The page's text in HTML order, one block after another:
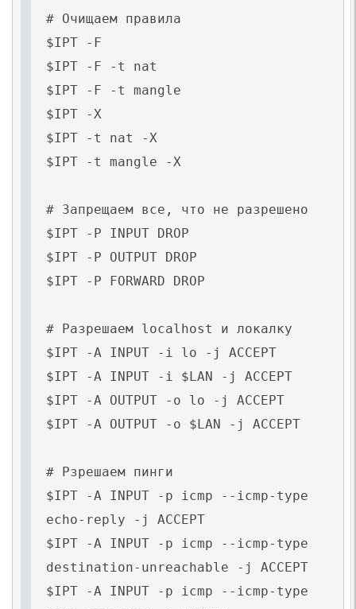
# Очищаем правила
$IPT -F
$IPT -F -t nat
$IPT -F -t mangle
$IPT -X
$IPT -t nat -X
$IPT -t mangle -X
# Запрещаем все, что не разрешено
$IPT -P INPUT DROP
$IPT -P OUTPUT DROP
$IPT -P FORWARD DROP
# Разрешаем localhost и локалку
$IPT -A INPUT -i lo -j ACCEPT
$IPT -A INPUT -i $LAN -j ACCEPT
$IPT -A OUTPUT -o lo -j ACCEPT
$IPT -A OUTPUT -o $LAN -j ACCEPT
# Рзрешаем пинги
$IPT -A INPUT -p icmp --icmp-type
echo-reply -j ACCEPT
$IPT -A INPUT -p icmp --icmp-type
destination-unreachable -j ACCEPT
$IPT -A INPUT -p icmp --icmp-type